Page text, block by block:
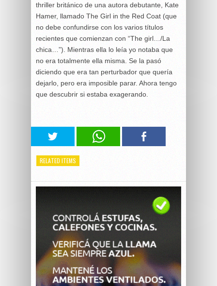
thriller británico de una autora debutante, Kate
Hamer, llamado The Girl in the Red Coat (que
no debe confundirse con los varios títulos
recientes que comienzan con “The girl…/La
chica…”). Mientras ella lo leía yo notaba que
no era totalmente ella misma. Se la pasó
diciendo que era tan perturbador que quería
dejarlo, pero era imposible parar. Ahora tengo
que descubrir si estaba exagerando.
RELATED ITEMS